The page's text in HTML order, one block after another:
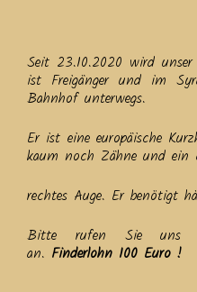
Seit 23.10.2020 wird
ist Freigänger und im
Bahnhof unterwegs.
Er ist eine europäische
kaum noch Zähne und ein
rechtes Auge. Er benötigt
Bitte rufen Sie uns
an. Finderlohn 100 Euro !